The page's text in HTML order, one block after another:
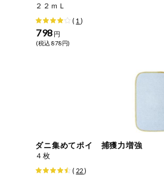
人気カテゴリ
食品から探す
麺類
おやつ
特定原材料
小麦
アレルゲン情報は、商品企画時
２２ｍＬ
( 1 )
798 円
(税込 878円)
ダニ集めてポイ 捕獲力増強
４枚
( 22)